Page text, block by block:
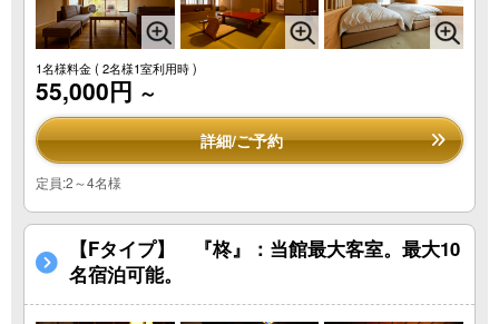
1名様料金( 2名様1室利用時 )
55,000円 ～
詳細/ご予約
定員:2～4名様
【Fタイプ】 『柊』：当館最大客室。最大10
名宿泊可能。